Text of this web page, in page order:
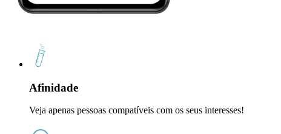
Afinidade
Veja apenas pessoas compatíveis com os seus interesses!